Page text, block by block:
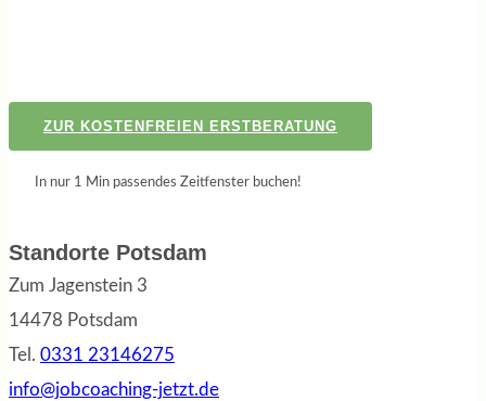
ZUR KOSTENFREIEN ERSTBERATUNG
In nur 1 Min passendes Zeitfenster buchen!
Standorte Potsdam
Zum Jagenstein 3
14478 Potsdam
Tel. 0331 23146275
info@jobcoaching-jetzt.de